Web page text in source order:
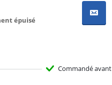
épuisé
Commandé avant